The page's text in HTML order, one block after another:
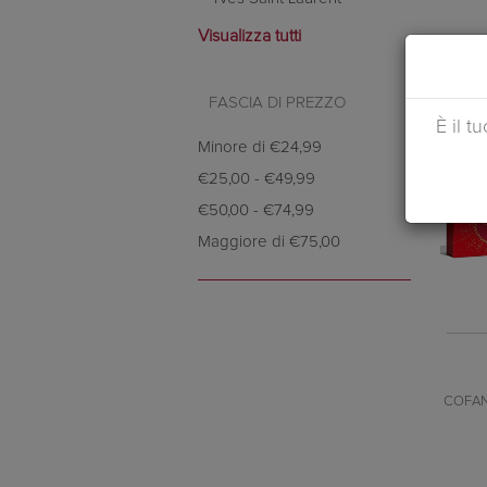
Visualizza tutti
FASCIA DI PREZZO
Minore di €24,99
€25,00 - €49,99
€50,00 - €74,99
Maggiore di €75,00
È il